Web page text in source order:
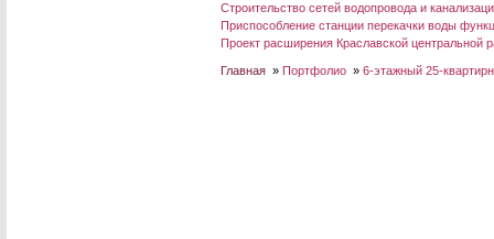
Строительство сетей водопровода и
Приспособление станции перекачки воды
Проект расширения Краславской центральной
Главная » Портфолио » 6-этажный 25-